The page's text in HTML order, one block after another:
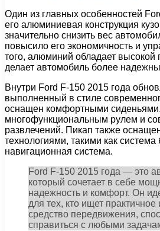
Один из главных особенностей
его алюминиевая конструкция
значительно снизить вес
повысило его экономичность и
того, алюминий обладает высокой
делает автомобиль более
Внутри Ford F-150 2015 года
выполненный в стиле
оснащен комфортными сиденьями,
многофункциональным рулем и
развлечений. Пикап также
технологиями, такими как система
навигационная система.
Ford F-150 2015 года — это
который сочетает в себе
надежность и комфорт. Он
для тех, кто ищет практичное
средство передвижения,
справиться с любыми